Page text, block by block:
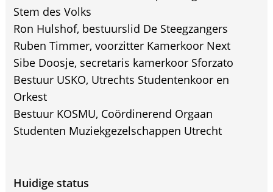
Stem des Volks
Ron Hulshof, bestuurslid De Steegzangers
Ruben Timmer, voorzitter Kamerkoor Next
Sibe Doosje, secretaris kamerkoor Sforzato
Bestuur USKO, Utrechts Studentenkoor en
Orkest
Bestuur KOSMU, Coördinerend Orgaan
Studenten Muziekgezelschappen Utrecht
Huidige status